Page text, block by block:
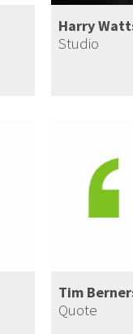
Harry
Studio
Tim
Quote